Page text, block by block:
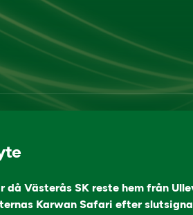
Västerås SK reste hem från
Karwan Safari efter